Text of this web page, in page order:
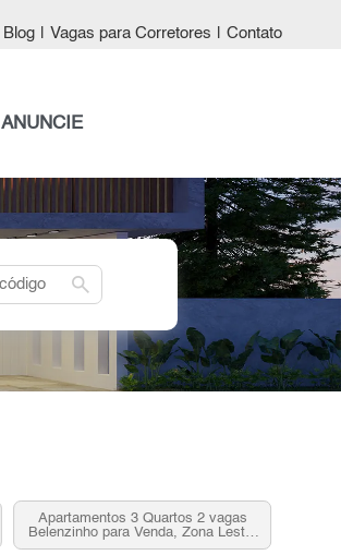
Blog Vagas para Corretores Contato
ANUNCIE
search
Apartamentos 3 Quartos 2 vagas
Belenzinho para Venda, Zona Leste,
SP